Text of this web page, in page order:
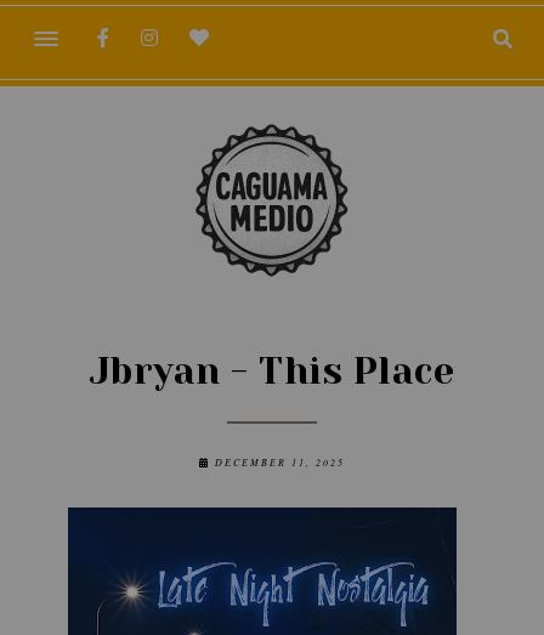
Jbryan - This Place
DECEMBER 11, 2025